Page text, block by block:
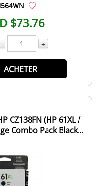
$73.76
+
ACHETER
CZ138FN (HP 61XL /
Combo Pack Black...